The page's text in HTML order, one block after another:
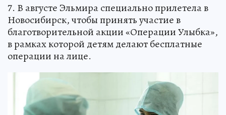
7. В августе Эльмира специально прилетела в
Новосибирск, чтобы принять участие в
благотворительной акции «Операции Улыбка»,
в рамках которой детям делают бесплатные
операции на лице.